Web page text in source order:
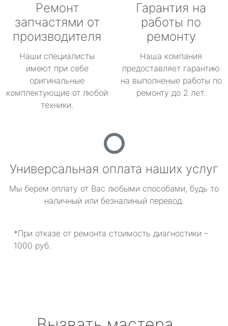
Ремонт
запчастями от
производителя
Наши специалисты
имеют при себе
оригинальные
комплектующие от любой
техники.
Гарантия на
работы по
ремонту
Наша компания
предоставляет гарантию
на выполненые работы по
ремонту до 2 лет.
Универсальная оплата наших услуг
Мы берем оплату от Вас любыми способами, будь то
наличный или безналиный перевод.
*При отказе от ремонта стоимость диагностики –
1000 руб.